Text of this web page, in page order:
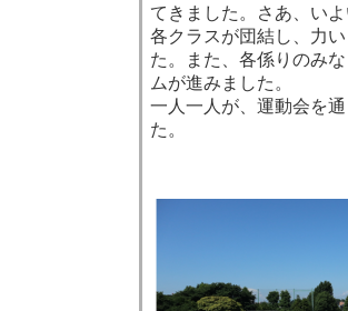
てきました。さあ、い
各クラスが団結し、力
た。また、各係りのみ
ムが進みました。
一人一人が、運動会を
た。